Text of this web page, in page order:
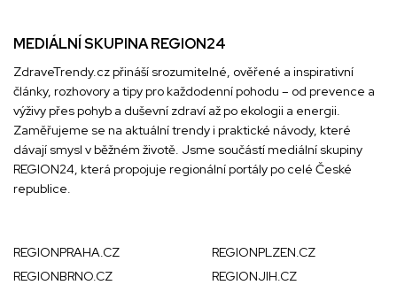
MEDIÁLNÍ SKUPINA REGION24
ZdraveTrendy.cz přináší srozumitelné, ověřené a inspirativní
články, rozhovory a tipy pro každodenní pohodu – od prevence a
výživy přes pohyb a duševní zdraví až po ekologii a energii.
Zaměřujeme se na aktuální trendy i praktické návody, které
dávají smysl v běžném životě. Jsme součástí mediální skupiny
REGION24, která propojuje regionální portály po celé České
republice.
REGIONPRAHA.CZ
REGIONPLZEN.CZ
REGIONBRNO.CZ
REGIONJIH.CZ